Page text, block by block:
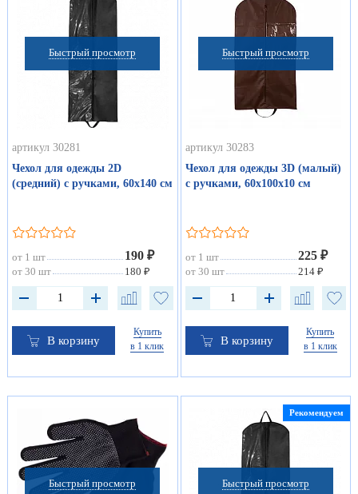
Быстрый просмотр
артикул 30281
Чехол для одежды 2D
(средний) с ручками, 60х140 см
от 1 шт 190 ₽
от 30 шт 180 ₽
В корзину
Купить
в 1 клик
Быстрый просмотр
артикул 30283
Чехол для одежды 3D (малый)
с ручками, 60х100х10 см
от 1 шт 225 ₽
от 30 шт 214 ₽
В корзину
Купить
в 1 клик
Быстрый просмотр Быстрый просмотр
Рекомендуем